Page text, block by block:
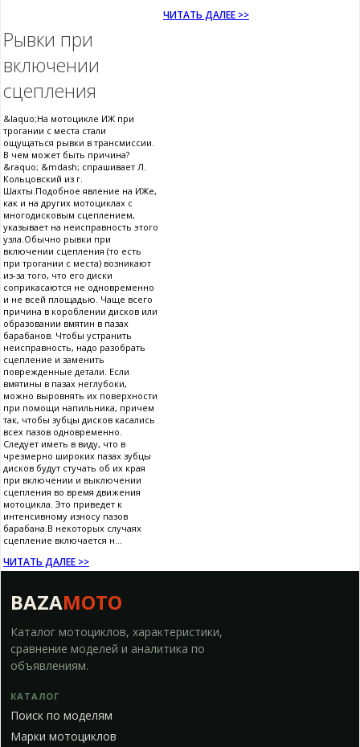
ЧИТАТЬ ДАЛЕЕ >>
Рывки при
включении
сцепления
&laquo;На мотоцикле ИЖ при
трогании с места стали
ощущаться рывки в трансмиссии.
В чем может быть причина?
&raquo; &mdash; спрашивает Л.
Кольцовский из г.
Шахты.Подобное явление на ИЖе,
как и на других мотоциклах с
многодисковым сцеплением,
указывает на неисправность этого
узла.Обычно рывки при
включении сцепления (то есть
при трогании с места) возникают
из-за того, что его диски
соприкасаются не одновременно
и не всей площадью. Чаще всего
причина в короблении дисков или
образовании вмятин в пазах
барабанов. Чтобы устранить
неисправность, надо разобрать
сцепление и заменить
поврежденные детали. Если
вмятины в пазах неглубоки,
можно выровнять их поверхности
при помощи напильника, причем
так, чтобы зубцы дисков касались
всех пазов одновременно.
Следует иметь в виду, что в
чрезмерно широких пазах зубцы
дисков будут стучать об их края
при включении и выключении
сцепления во время движения
мотоцикла. Это приведет к
интенсивному износу пазов
барабана.В некоторых случаях
сцепление включается н...
ЧИТАТЬ ДАЛЕЕ >>
BAZAMOTO
Каталог мотоциклов, характеристики,
сравнение моделей и аналитика по
объявлениям.
КАТАЛОГ
Поиск по моделям
Марки мотоциклов